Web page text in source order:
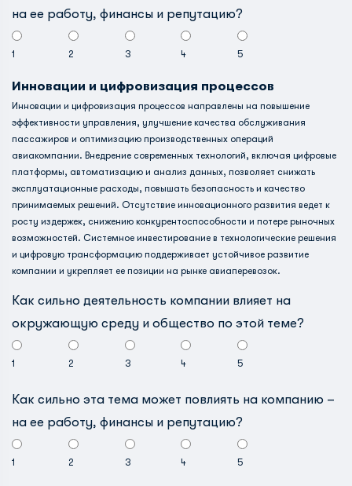
на ее работу, финансы и репутацию?
1 2 3 4 5
Инновации и цифровизация процессов
Инновации и цифровизация процессов направлены на повышение
эффективности управления, улучшение качества обслуживания
пассажиров и оптимизацию производственных операций
авиакомпании. Внедрение современных технологий, включая цифровые
платформы, автоматизацию и анализ данных, позволяет снижать
эксплуатационные расходы, повышать безопасность и качество
принимаемых решений. Отсутствие инновационного развития ведет к
росту издержек, снижению конкурентоспособности и потере рыночных
возможностей. Системное инвестирование в технологические решения
и цифровую трансформацию поддерживает устойчивое развитие
компании и укрепляет ее позиции на рынке авиаперевозок.
Как сильно деятельность компании влияет на
окружающую среду и общество по этой теме?
1 2 3 4 5
Как сильно эта тема может повлиять на компанию –
на ее работу, финансы и репутацию?
1 2 3 4 5